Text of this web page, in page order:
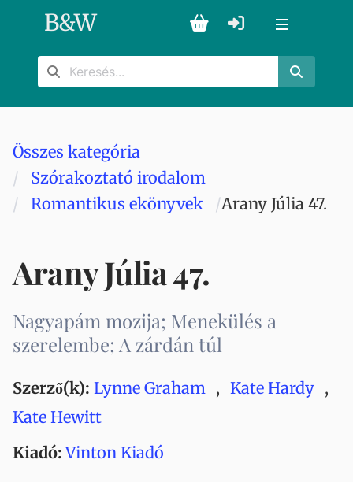
B&W
Összes kategória
Szórakoztató irodalom
Romantikus ekönyvek
Arany Júlia 47.
Arany Júlia 47.
Nagyapám mozija; Menekülés a
szerelembe; A zárdán túl
Szerző(k): Lynne Graham , Kate Hardy ,
Kate Hewitt
Kiadó: Vinton Kiadó